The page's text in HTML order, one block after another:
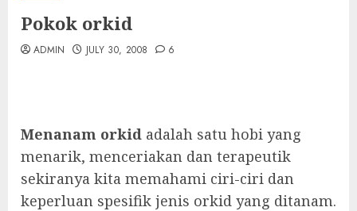
Pokok orkid
ADMIN JULY 30, 2008 6
Menanam orkid adalah satu hobi yang
menarik, menceriakan dan terapeutik
sekiranya kita memahami ciri-ciri dan
keperluan spesifik jenis orkid yang ditanam.